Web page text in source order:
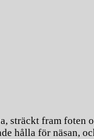
sträckt fram foten
hålla för näsan,